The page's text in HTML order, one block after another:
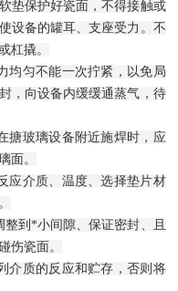
垫保护好瓷面，不得接触或
设备的罐耳、支座受力。不
杠撬。
均匀不能一次拧紧，以免局
，向设备内缓缓通蒸气，待
搪玻璃设备附近施焊时，应
面。
应介质、温度、选择垫片材
到*小间隙、保证密封、且
伤瓷面。
介质的反应和贮存，否则将